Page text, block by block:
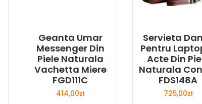
Geanta Umar
Messenger Din
Piele Naturala
Vachetta Miere
FGD111C
414,00zł
Servieta
Pentru
Acte Din
Naturala
FDS148A
725,00zł